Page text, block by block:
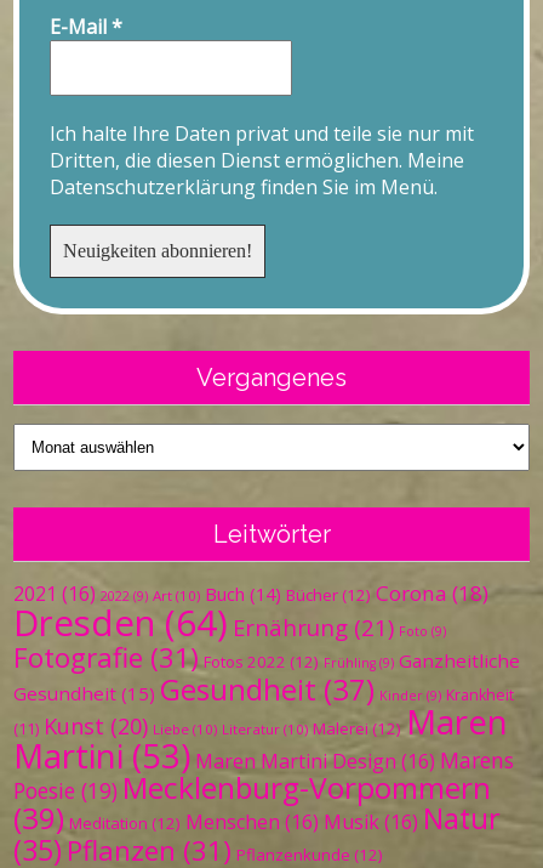
E-Mail*
Ich halte Ihre Daten privat und teile sie nur mit
Dritten, die diesen Dienst ermöglichen. Meine
Datenschutzerklärung finden Sie im Menü.
Vergangenes
Vergangenes
Leitwörter
2021 (16) 2022 (9) Art (10) Buch (14) Bücher (12) Corona (18)
Dresden (64) Ernährung (21) Foto (9)
Fotografie (31) Fotos 2022 (12) Frühling (9) Ganzheitliche
Gesundheit (15) Gesundheit (37) Kinder (9) Krankheit
(11) Kunst (20) Liebe (10) Literatur (10) Malerei (12) Maren
Martini (53) Maren Martini Design (16) Marens
Poesie (19) Mecklenburg-Vorpommern
(39) Meditation (12) Menschen (16) Musik(16) Natur
(35) Pflanzen (31) Pflanzenkunde (12)